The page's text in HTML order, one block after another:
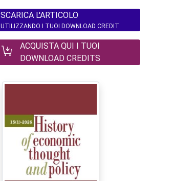
SCARICA L'ARTICOLO
UTILIZZANDO I TUOI DOWNLOAD CREDIT
ACQUISTA QUI I TUOI
DOWNLOAD CREDITS